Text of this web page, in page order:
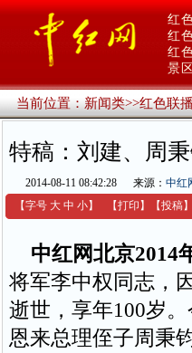
红
红
红
景
当前位置：新闻类>>红色联
特稿：刘建、周
2014-08-11 08:42:28 来源： 中红
【字号 大 中 小】 【打印 】 【投稿】
中红网北京2014
将军李中权同志，
逝世，享年100岁
恩来总理侄子周秉